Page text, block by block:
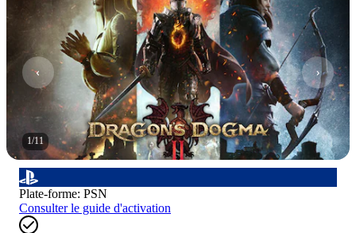
1/11
Plate-forme: PSN
Consulter le guide d'activation